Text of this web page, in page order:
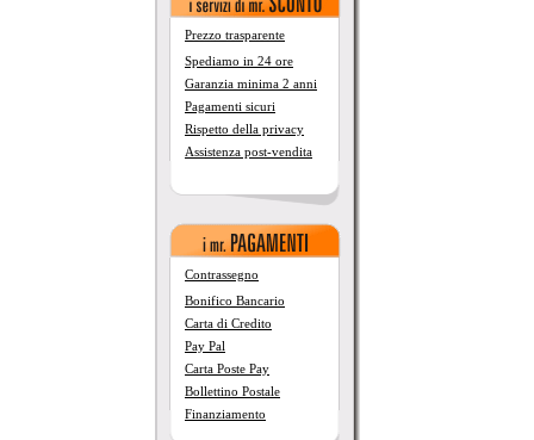
Prezzo trasparente
Spediamo in 24 ore
Garanzia minima 2 anni
Pagamenti sicuri
Rispetto della privacy
Assistenza post-vendita
Contrassegno
Bonifico Bancario
Carta di Credito
Pay Pal
Carta Poste Pay
Bollettino Postale
Finanziamento